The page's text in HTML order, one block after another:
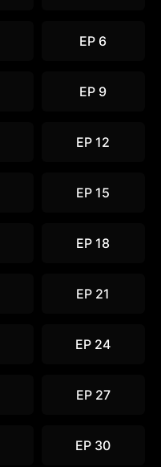
EP 6
EP 9
EP 12
EP 15
EP 18
EP 21
EP 24
EP 27
EP 30